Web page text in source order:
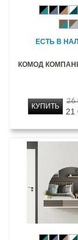
ЕСТЬ В
КОМОД
26
21
КУПИТЬ